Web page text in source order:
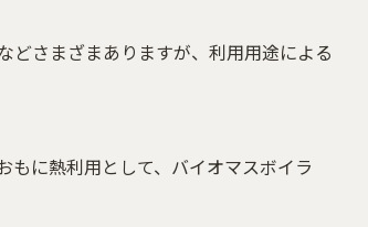
どさまざまありますが、利用用途による
もに熱利用として、バイオマスボイラ